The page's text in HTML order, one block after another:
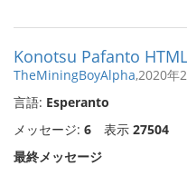
Konotsu Pafanto
TheMiningBoyAlpha,2020年
言語: Esperanto
メッセージ: 6 表示 27504
最終メッセージ